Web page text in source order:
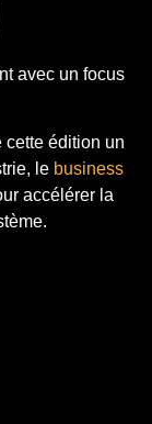
avec un focus
édition un
le business
accélérer la